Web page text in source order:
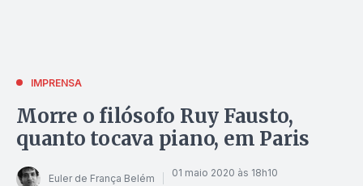
IMPRENSA
Morre o filósofo Ruy Fausto,
quanto tocava piano, em Paris
Euler de França Belém 01 maio 2020 às 18h10